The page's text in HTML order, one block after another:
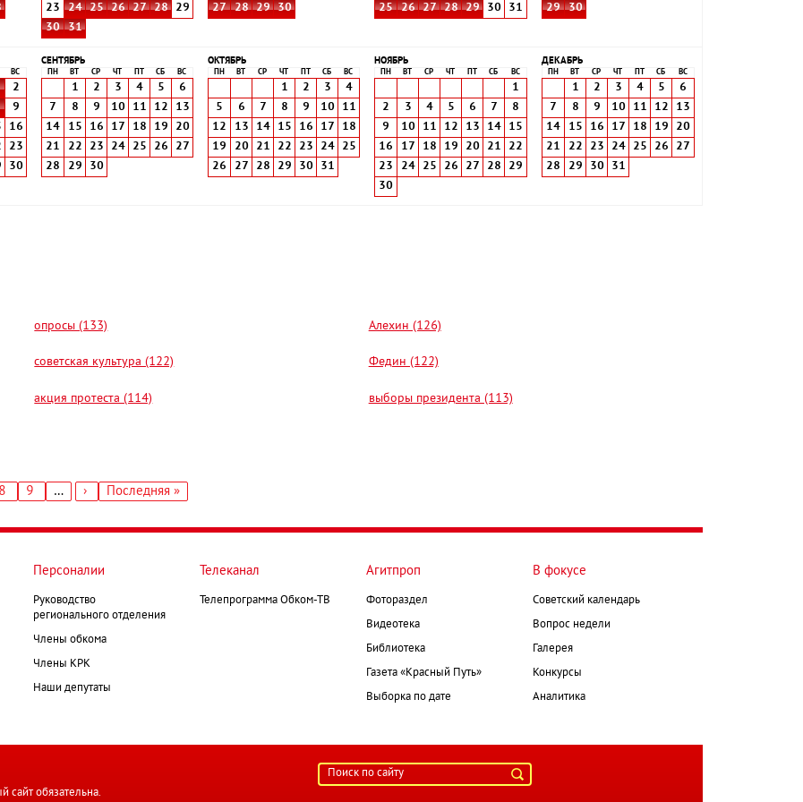
23
24 25 26 27 28
29
30
31
27
28 29 30
25
26 27 28 29 30 31
29
30
ВС
2
9
16
23
30
СЕНТЯБРЬ
ПН ВТ СР ЧТ СБ ВС
1 2 3 4 5
6
7
8 9 10 11 12
13
14
15 16 17 18 19
20
21
22 23 24 25 26
27
28
29 30
ОКТЯБРЬ
ПН ВТ СР ЧТ СБ ВС
1 2 3
4
5
6 7 8 9 10
11
12
13 14 15 16 17
18
19
20 21 22 23 24
25
26
27 28 29 30 31
НОЯБРЬ
ПН ВТ СР ЧТ СБ ВС
1
2
3 4 5 6 7
8
9
10 11 12 13 14
15
16
17 18 19 20 21
22
23
24 25 26 27 28
29
30
ДЕКАБРЬ
ПН ВТ СР ЧТ СБ ВС
1 2 3 4 5
6
7
8 9 10 11 12
13
14
15 16 17 18 19
20
21
22 23 24 25 26
27
28
29 30 31
опросы (133) Алехин (126)
советская культура (122) Федин (122)
акция протеста (114) выборы президента (113)
Страница
8 Страница
9 …
Следующая
›
Последняя
Последняя »
Персоналии
Руководство
регионального отделения
Члены обкома
Члены КРК
Наши депутаты
Телеканал
Телепрограмма Обком-ТВ
Агитпроп
Фотораздел
Видеотека
Библиотека
Газета «Красный Путь»
Выборка по дате
В фокусе
Советский календарь
Вопрос недели
Галерея
Конкурсы
Аналитика
сайт обязательна.